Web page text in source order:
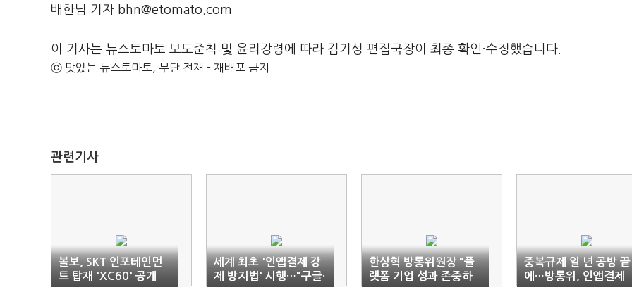
배한님 기자 bhn@etomato.com
이 기사는 뉴스토마토 보도준칙 및 윤리강령에 따라 김기성 편집국장이 최종 확인·수정했습니다.
ⓒ 맛있는 뉴스토마토, 무단 전재 - 재배포 금지
관련기사
볼보, SKT 인포테인먼
트 탑재 'XC60' 공개
세계 최초 '인앱결제 강
제 방지법' 시행…"구글·
애플 이행계획 내라"
한상혁 방통위원장 "플
랫폼 기업 성과 존중하
지만 상생 위한 '핀셋 규
중복규제 일 년 공방 끝
에…방통위, 인앱결제
방지법 고시 개정